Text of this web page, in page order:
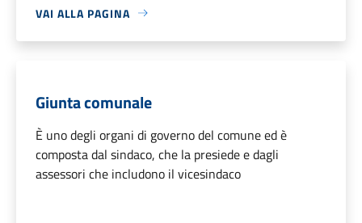
VAI ALLA PAGINA
Giunta comunale
È uno degli organi di governo del comune ed è
composta dal sindaco, che la presiede e dagli
assessori che includono il vicesindaco